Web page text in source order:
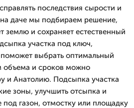
последствия сырости и
даче мы подбираем решение,
землю и сохраняет естественный
участка под ключ,
выбрать оптимальный
объема и сроков можно
и Анатолию. Подсыпка участка
зоны, улучшить отсыпка и
под газон, отмостку или площадку